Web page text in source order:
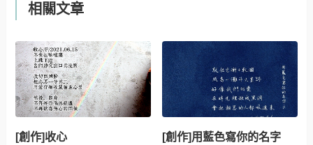
相關文章
[創作]收心 [創作]用藍色寫你的名字